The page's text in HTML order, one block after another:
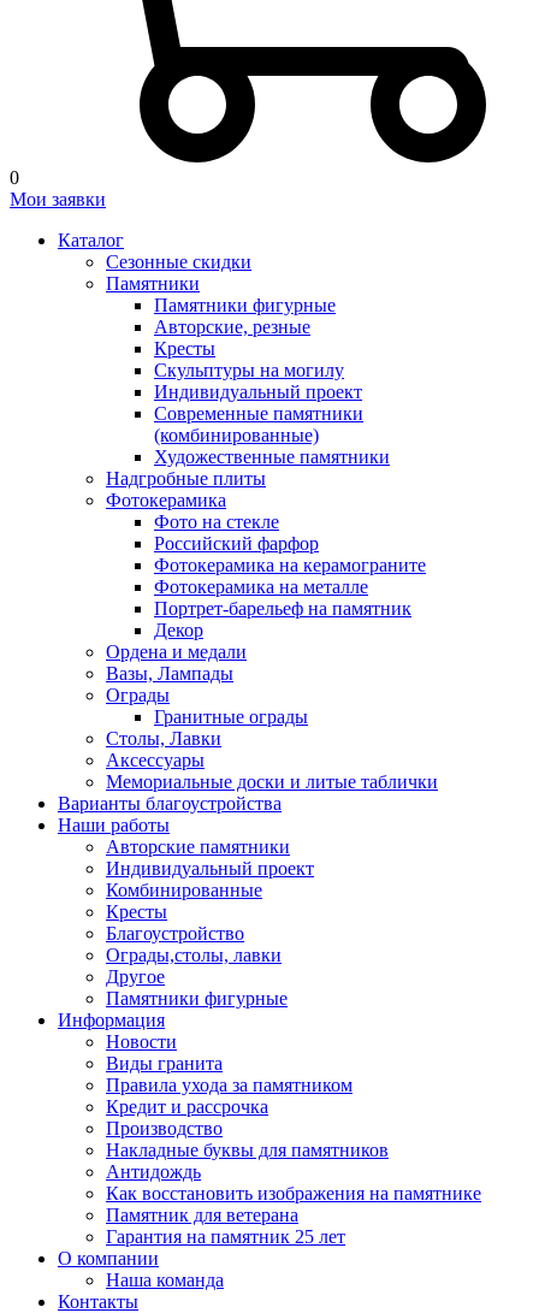
0
Мои заявки
Каталог
Сезонные скидки
Памятники
Памятники фигурные
Авторские, резные
Кресты
Скульптуры на могилу
Индивидуальный проект
Современные памятники
(комбинированные)
Художественные памятники
Надгробные плиты
Фотокерамика
Фото на стекле
Российский фарфор
Фотокерамика на керамограните
Фотокерамика на металле
Портрет-барельеф на памятник
Декор
Ордена и медали
Вазы, Лампады
Ограды
Гранитные ограды
Столы, Лавки
Аксессуары
Мемориальные доски и литые таблички
Варианты благоустройства
Наши работы
Авторские памятники
Индивидуальный проект
Комбинированные
Кресты
Благоустройство
Ограды,столы, лавки
Другое
Памятники фигурные
Информация
Новости
Виды гранита
Правила ухода за памятником
Кредит и рассрочка
Производство
Накладные буквы для памятников
Антидождь
Как восстановить изображения на памятнике
Памятник для ветерана
Гарантия на памятник 25 лет
О компании
Наша команда
Контакты